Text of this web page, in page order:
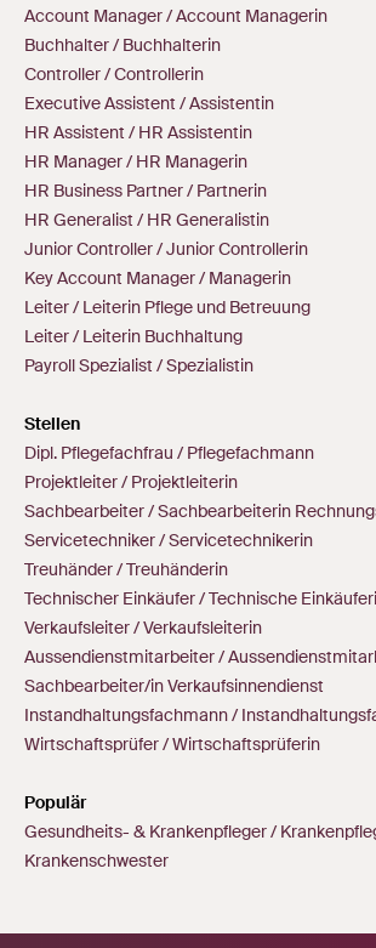
Account Manager / Account Managerin
Buchhalter / Buchhalterin
Controller / Controllerin
Executive Assistent / Assistentin
HR Assistent / HR Assistentin
HR Manager / HR Managerin
HR Business Partner / Partnerin
HR Generalist / HR Generalistin
Junior Controller / Junior Controllerin
Key Account Manager / Managerin
Leiter / Leiterin Pflege und Betreuung
Leiter / Leiterin Buchhaltung
Payroll Spezialist / Spezialistin
Stellen
Dipl. Pflegefachfrau / Pflegefachmann
Projektleiter / Projektleiterin
Sachbearbeiter / Sachbearbeiterin
Servicetechniker / Servicetechnikerin
Treuhänder / Treuhänderin
Technischer Einkäufer / Technische
Verkaufsleiter / Verkaufsleiterin
Aussendienstmitarbeiter /
Sachbearbeiter/in Verkaufsinnendienst
Instandhaltungsfachmann /
Wirtschaftsprüfer / Wirtschaftsprüferin
Populär
Gesundheits- & Krankenpfleger /
Krankenschwester